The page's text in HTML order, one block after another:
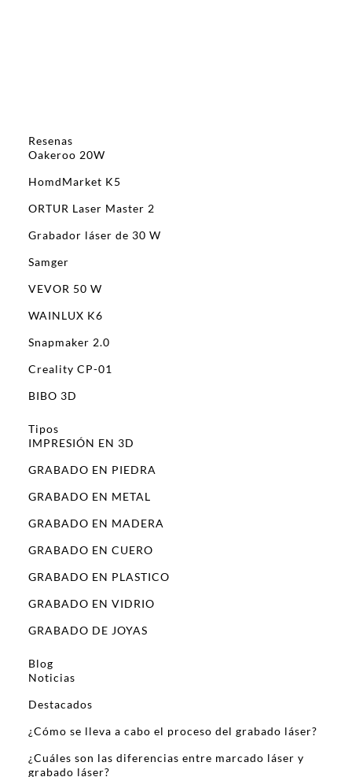
Resenas
Oakeroo 20W
HomdMarket K5
ORTUR Laser Master 2
Grabador láser de 30 W
Samger
VEVOR 50 W
WAINLUX K6
Snapmaker 2.0
Creality CP-01
BIBO 3D
Tipos
IMPRESIÓN EN 3D
GRABADO EN PIEDRA
GRABADO EN METAL
GRABADO EN MADERA
GRABADO EN CUERO
GRABADO EN PLASTICO
GRABADO EN VIDRIO
GRABADO DE JOYAS
Blog
Noticias
Destacados
¿Cómo se lleva a cabo el proceso del grabado láser?
¿Cuáles son las diferencias entre marcado láser y
grabado láser?